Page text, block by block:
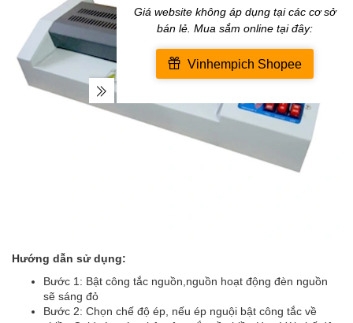
Hướng dẫn sử dụng:
Bước 1: Bật công tắc nguồn,nguồn hoạt động đèn nguồn
sẽ sáng đỏ
Bước 2: Chọn chế độ ép, nếu ép nguội bật công tắc về